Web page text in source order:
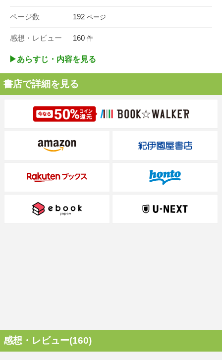
ページ数 192 ページ
感想・レビュー 160 件
▶︎あらすじ・内容を見る
書店で詳細を見る
感想・レビュー(160)